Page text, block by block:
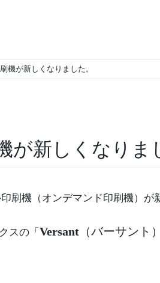
機が新しくなりました。
が新しくなりま
刷機（オンデマンド印刷機）が
スの「 Versant （バーサント）